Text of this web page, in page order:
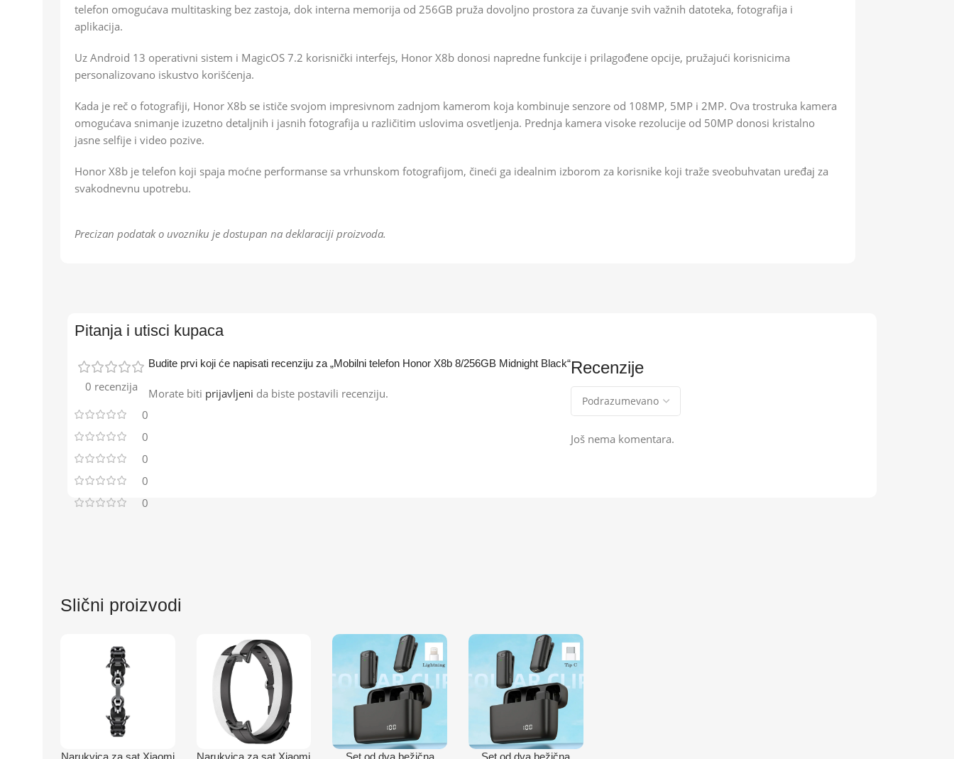
telefon omogućava multitasking bez zastoja, dok interna memorija od 256GB pruža dovoljno prostora za čuvanje svih važnih datoteka, fotografija i
aplikacija.
Uz Android 13 operativni sistem i MagicOS 7.2 korisnički interfejs, Honor X8b donosi napredne funkcije i prilagođene opcije, pružajući korisnicima
personalizovano iskustvo korišćenja.
Kada je reč o fotografiji, Honor X8b se ističe svojom impresivnom zadnjom kamerom koja kombinuje senzore od 108MP, 5MP i 2MP. Ova trostruka kamera
omogućava snimanje izuzetno detaljnih i jasnih fotografija u različitim uslovima osvetljenja. Prednja kamera visoke rezolucije od 50MP donosi kristalno
jasne selfije i video pozive.
Honor X8b je telefon koji spaja moćne performanse sa vrhunskom fotografijom, čineći ga idealnim izborom za korisnike koji traže sveobuhvatan uređaj za
svakodnevnu upotrebu.
Precizan podatak o uvozniku je dostupan na deklaraciji proizvoda.
Pitanja i utisci kupaca
0 recenzija
0
0
0
0
0
Recenzije
Još nema komentara.
Budite prvi koji će napisati recenziju za „Mobilni telefon Honor X8b 8/256GB Midnight Black“
Morate biti prijavljeni da biste postavili recenziju.
Slični proizvodi
Narukvica za sat Xiaomi Narukvica za sat Xiaomi Set od dva bežična Set od dva bežična